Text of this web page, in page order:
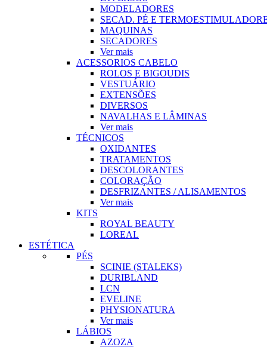
MODELADORES
SECAD. PÉ E
MAQUINAS
SECADORES
Ver mais
ACESSORIOS CABELO
ROLOS E BIGOUDIS
VESTUÁRIO
EXTENSÕES
DIVERSOS
NAVALHAS E LÂMINAS
Ver mais
TÉCNICOS
OXIDANTES
TRATAMENTOS
DESCOLORANTES
COLORAÇÃO
DESFRIZANTES / ALISAMENTOS
Ver mais
KITS
ROYAL BEAUTY
LOREAL
ESTÉTICA
PÉS
SCINIE (STALEKS)
DURIBLAND
LCN
EVELINE
PHYSIONATURA
Ver mais
LÁBIOS
AZOZA